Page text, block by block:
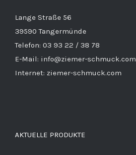
Lange Straße 56
39590 Tangermünde
Telefon: 03 93 22 / 38 78
E-Mail: info@ziemer-schmuck.com
Internet: ziemer-schmuck.com
AKTUELLE PRODUKTE